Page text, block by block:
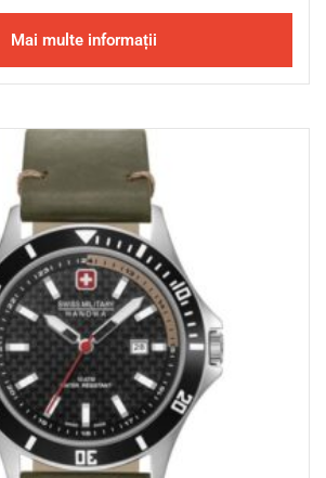
Mai multe informații